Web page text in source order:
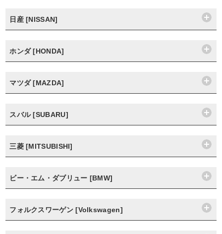
日産 [NISSAN]
ホンダ [HONDA]
マツダ [MAZDA]
スバル [SUBARU]
三菱 [MITSUBISHI]
ビー・エム・ダブリュー [BMW]
フォルクスワーゲン [Volkswagen]